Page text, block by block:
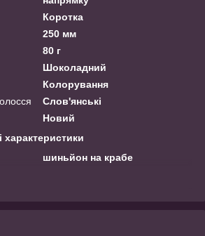
Коротка
250 мм
80 г
Шоколадний
Колорування
Слов'янські
Новий
характеристики
шиньйон на крабе